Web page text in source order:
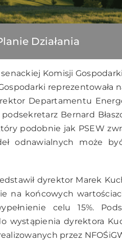
Działania
senackiej Komisji
reprezentowała
Departamentu
Bernard
podobnie jak PSEW
odnawialnych może
dyrektor Marek
na końcowych
celu 15%.
wystąpienia dyrektora
przez